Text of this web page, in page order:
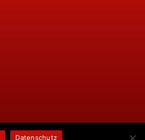
Datenschutz